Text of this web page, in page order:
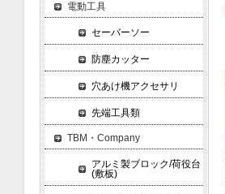
電動工具
セーバーソー
防塵カッター
穴あけ機アクセサリ
先端工具類
TBM・Company
アルミ製ブロック/荷役台
(敷板)